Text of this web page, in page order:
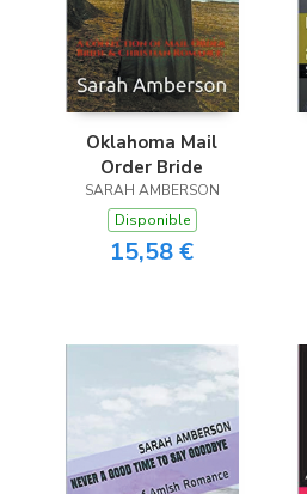
Oklahoma Mail
Order Bride
SARAH AMBERSON
Disponible
15,58 €